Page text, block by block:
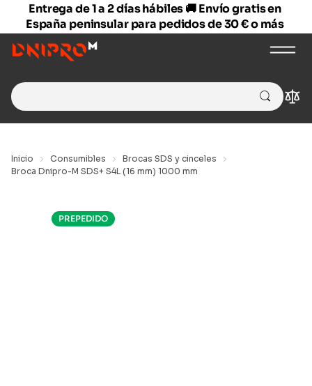
Entrega de 1 a 2 días hábiles 🚚 Envío gratis en
España peninsular para pedidos de 30 € o más
Search
for:
Inicio Consumibles
Brocas SDS y cinceles
Broca Dnipro-M SDS+ S4L (16 mm) 1000 mm
PREPEDIDO